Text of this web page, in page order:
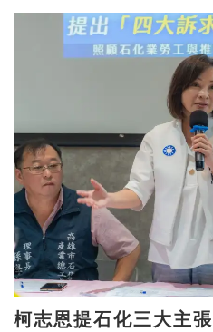
柯志恩提石化三大主張 籲降負擔保就業助